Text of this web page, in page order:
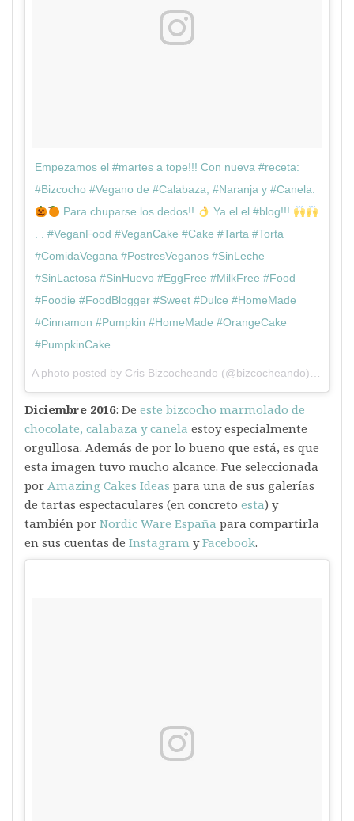
Empezamos el #martes a tope!!! Con nueva #receta:
#Bizcocho #Vegano de #Calabaza, #Naranja y #Canela.
Para chuparse los dedos!!
Ya el el #blog!!!
. . #VeganFood #VeganCake #Cake #Tarta #Torta
#ComidaVegana #PostresVeganos #SinLeche
#SinLactosa #SinHuevo #EggFree #MilkFree #Food
#Foodie #FoodBlogger #Sweet #Dulce #HomeMade
#Cinnamon #Pumpkin #HomeMade #OrangeCake
#PumpkinCake
A photo posted by Cris Bizcocheando (@bizcocheando) on
Diciembre 2016: De este bizcocho marmolado de
chocolate, calabaza y canela estoy especialmente
orgullosa. Además de por lo bueno que está, es que
esta imagen tuvo mucho alcance. Fue seleccionada
por Amazing Cakes Ideas para una de sus galerías
de tartas espectaculares (en concreto esta) y
también por Nordic Ware España para compartirla
en sus cuentas de Instagram yFacebook.